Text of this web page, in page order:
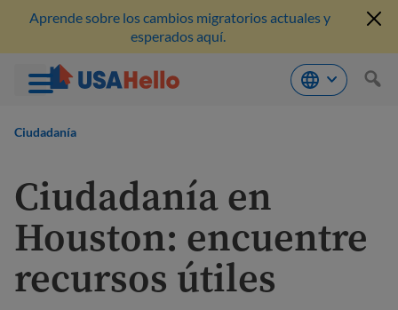
Aprende sobre los cambios migratorios actuales y
esperados aquí.
Ciudadanía
Ciudadanía en
Houston: encuentre
recursos útiles